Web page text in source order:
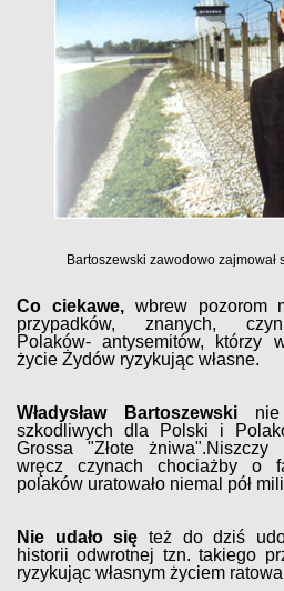
Bartoszewski zawodowo
Co ciekawe,wbrew pozorom
przypadków, znanych,
Polaków- antysemitów, którzy
życie Żydów ryzykując własne.
Władysław Bartoszewski nie
szkodliwych dla Polski i
Grossa "Złote
wręcz czynach chociażby o
polaków uratowało niemal pół
Nie udało się też do dziś
historii odwrotnej tzn. takiego
ryzykując własnym życiem